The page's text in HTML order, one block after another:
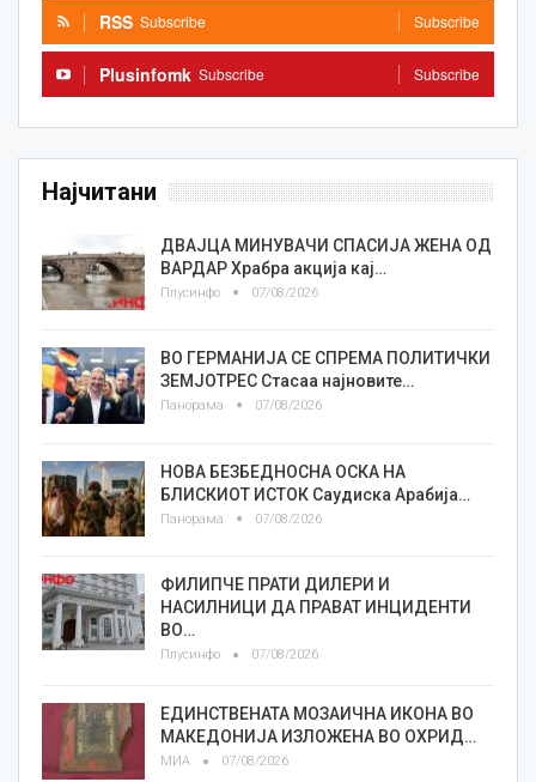
RSS Subscribe Subscribe
Plusinfomk Subscribe Subscribe
Најчитани
ДВАЈЦА МИНУВАЧИ СПАСИЈА ЖЕНА ОД
ВАРДАР Храбра акција кај…
Плусинфо 07/08/2026
ВО ГЕРМАНИЈА СЕ СПРЕМА ПОЛИТИЧКИ
ЗЕМЈОТРЕС Стасаа најновите…
Панорама 07/08/2026
НОВА БЕЗБЕДНОСНА ОСКА НА
БЛИСКИОТ ИСТОК Саудиска Арабија…
Панорама 07/08/2026
ФИЛИПЧЕ ПРАТИ ДИЛЕРИ И
НАСИЛНИЦИ ДА ПРАВАТ ИНЦИДЕНТИ
ВО…
Плусинфо 07/08/2026
ЕДИНСТВЕНАТА МОЗАИЧНА ИКОНА ВО
МАКЕДОНИЈА ИЗЛОЖЕНА ВО ОХРИД…
МИА 07/08/2026